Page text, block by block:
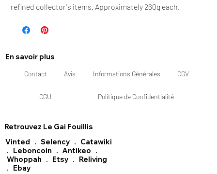
refined collector's items. Approximately 260g each.
Contact Avis Informations Générales CGV
CGU Politique de Confidentialité
En savoir plus
Retrouvez Le Gai Fouillis
Vinted . Selency. Catawiki
. Leboncoin . Antikeo .
Whoppah . Etsy. Reliving
. Ebay